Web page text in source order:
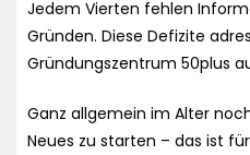
Jedem Vierten fehlen
Gründen. Diese Defizite
Gründungszentrum 50plus
Ganz allgemein im Alter
Neues zu starten – das ist